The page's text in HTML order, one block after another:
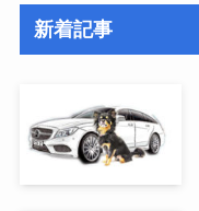
新着記事